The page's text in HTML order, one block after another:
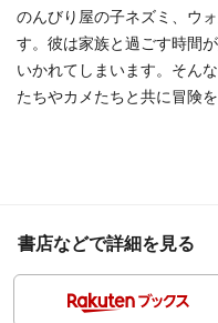
のんびり屋の子ネズミ、ウ
す。彼は家族と過ごす時間
いかれてしまいます。そん
たちやカメたちと共に冒険を
書店などで詳細を見る